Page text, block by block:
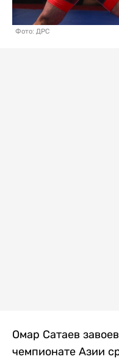
Фото: ДРС
Омар Сатаев
чемпионате Азии